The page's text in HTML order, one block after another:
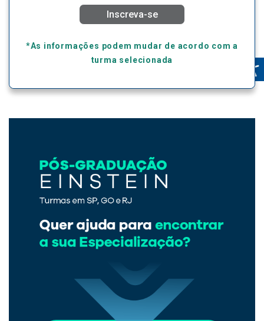
Inscreva-se
*As informações podem mudar de acordo com a
turma selecionada